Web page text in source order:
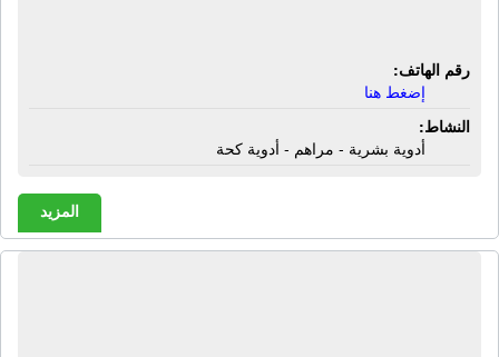
رقم الهاتف:
إضغط هنا
النشاط:
أدوية بشرية - مراهم - أدوية كحة
المزيد